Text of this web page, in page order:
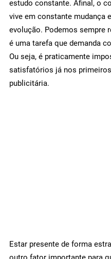
estudo constante. Afinal, o
vive em constante mudança
evolução. Podemos sempre
é uma tarefa que demanda
Ou seja, é praticamente
satisfatórios já nos
publicitária.
Estar presente de forma